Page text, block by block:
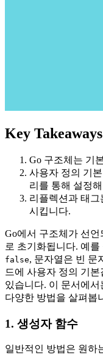
Key Takeaways
Go 구조체는 기
사용자 정의 기
리를 통해 설정
리플렉션과 태
시킵니다.
Go에서 구조체가 선
로 초기화됩니다. 예
false, 문자열은 빈 문
드에 사용자 정의 기
있습니다. 이 문서에
다양한 방법을 살펴봅
1. 생성자 함수
일반적인 방법은 원하